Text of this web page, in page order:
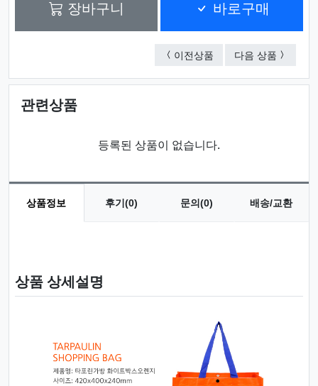
장바구니 바로구매
이전상품 특대형타포린가방 520
다음 상품 타포린
관련상품
등록된 상품이 없습니다.
상품정보 후기(0) 문의(0) 배송/교환
상품 상세설명